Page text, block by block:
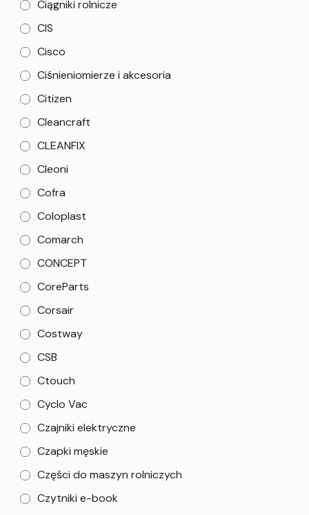
Ciągniki rolnicze
CIS
Cisco
Ciśnieniomierze i akcesoria
Citizen
Cleancraft
CLEANFIX
Cleoni
Cofra
Coloplast
Comarch
CONCEPT
CoreParts
Corsair
Costway
CSB
Ctouch
Cyclo Vac
Czajniki elektryczne
Czapki męskie
Części do maszyn rolniczych
Czytniki e-book